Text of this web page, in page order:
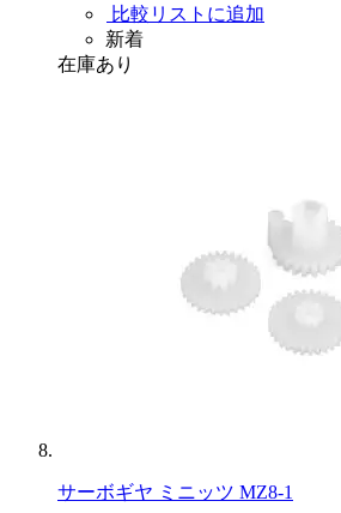
比較リストに追加
新着
在庫あり
サーボギヤ ミニッツ MZ8-1